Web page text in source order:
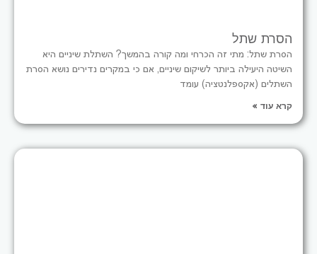
הסרת שתל
הסרת שתל: מתי זה הכרחי ומה קורה בהמשך? השתלת שיניים היא
השיטה היעילה ביותר לשיקום שיניים, אם כי במקרים נדירים נושא הסרת
השתלים (אקספלנטציה) עומד
קרא עוד »